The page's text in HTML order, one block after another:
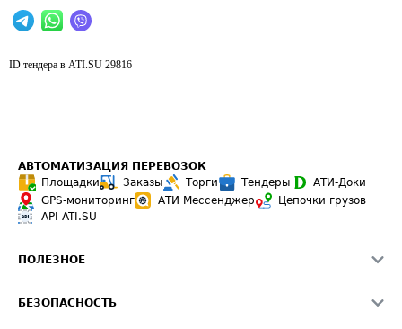
ID тендера в ATI.SU 29816
АВТОМАТИЗАЦИЯ ПЕРЕВОЗОК
Площадки
Заказы Торги Тендеры
АТИ-Доки
GPS-мониторинг
АТИ Мессенджер
Цепочки грузов
API ATI.SU
ПОЛЕЗНОЕ
БЕЗОПАСНОСТЬ